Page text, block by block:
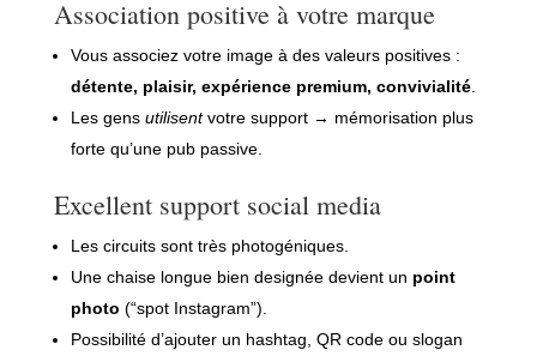
Association positive à votre marque
Vous associez votre image à des valeurs positives :
détente, plaisir, expérience premium, convivialité.
Les gens utilisentvotre support → mémorisation plus
forte qu’une pub passive.
Excellent support social media
Les circuits sont très photogéniques.
Une chaise longue bien designée devient un point
photo (“spot Instagram”).
Possibilité d’ajouter un hashtag, QR code ou slogan